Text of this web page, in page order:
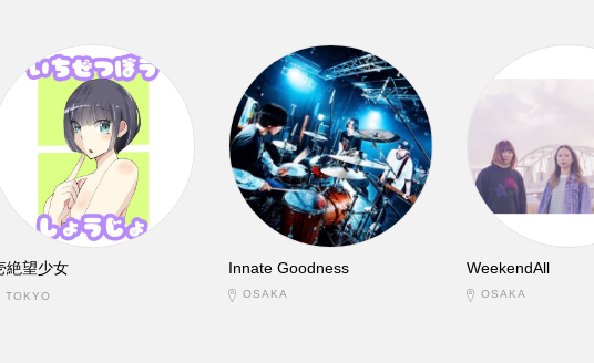
絶望少女
TOKYO
Innate Goodness
OSAKA
WeekendAll
OSAKA